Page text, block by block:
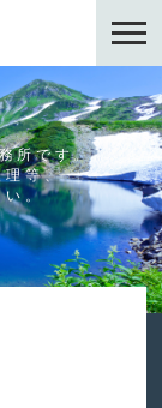
所です。
理等、
い。